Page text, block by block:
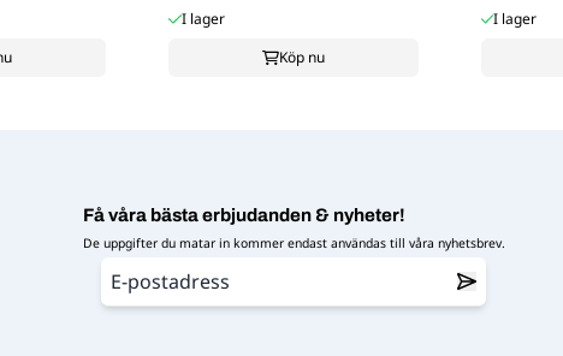
I lager
Köp nu
I lager
Få våra bästa erbjudanden & nyheter!
De uppgifter du matar in kommer endast användas till våra nyhetsbrev.